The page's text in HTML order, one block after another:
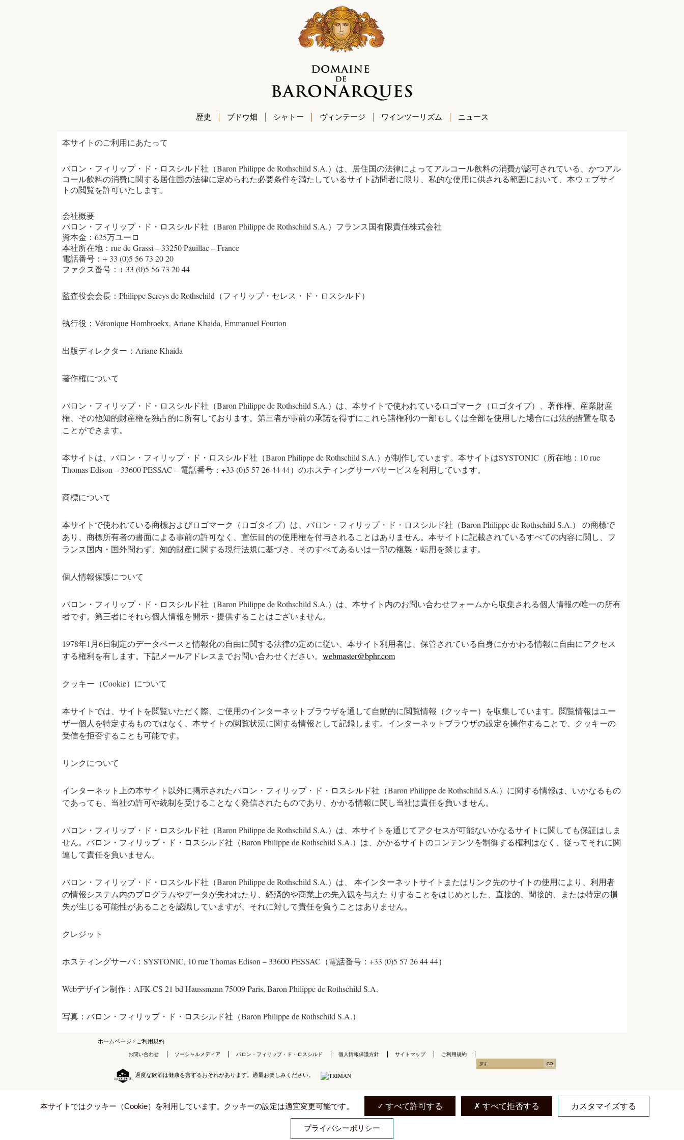
歴史 ブドウ畑 シャトー ヴィンテージ ワインツーリズム ニュース
本サイトのご利用にあたって
バロン・フィリップ・ド・ロスシルド社（Baron Philippe de Rothschild S.A.）は、居住国の法律によってアルコール飲料の消費が認可されている、かつアル
コール飲料の消費に関する居住国の法律に定められた必要条件を満たしているサイト訪問者に限り、私的な使用に供される範囲において、本ウェブサイ
トの閲覧を許可いたします。
会社概要
バロン・フィリップ・ド・ロスシルド社（Baron Philippe de Rothschild S.A.）フランス国有限責任株式会社
資本金：625万ユーロ
本社所在地：rue de Grassi – 33250 Pauillac – France
電話番号：+ 33 (0)5 56 73 20 20
ファクス番号：+ 33 (0)5 56 73 20 44
監査役会会長：Philippe Sereys de Rothschild（フィリップ・セレス・ド・ロスシルド）
執行役：Véronique Hombroekx, Ariane Khaida, Emmanuel Fourton
出版ディレクター：Ariane Khaida
著作権について
バロン・フィリップ・ド・ロスシルド社（Baron Philippe de Rothschild S.A.）は、本サイトで使われているロゴマーク（ロゴタイプ）、著作権、産業財産
権、その他知的財産権を独占的に所有しております。第三者が事前の承諾を得ずにこれら諸権利の一部もしくは全部を使用した場合には法的措置を取る
ことができます。
本サイトは、バロン・フィリップ・ド・ロスシルド社（Baron Philippe de Rothschild S.A.）が制作しています。本サイトはSYSTONIC（所在地：10 rue
Thomas Edison – 33600 PESSAC – 電話番号：+33 (0)5 57 26 44 44）のホスティングサーバサービスを利用しています。
商標について
本サイトで使われている商標およびロゴマーク（ロゴタイプ）は、バロン・フィリップ・ド・ロスシルド社（Baron Philippe de Rothschild S.A.） の商標で
あり、商標所有者の書面による事前の許可なく、宣伝目的の使用権を付与されることはありません。本サイトに記載されているすべての内容に関し、フ
ランス国内・国外問わず、知的財産に関する現行法規に基づき、そのすべてあるいは一部の複製・転用を禁じます。
個人情報保護について
バロン・フィリップ・ド・ロスシルド社（Baron Philippe de Rothschild S.A.）は、本サイト内のお問い合わせフォームから収集される個人情報の唯一の所有
者です。第三者にそれら個人情報を開示・提供することはございません。
1978年1月6日制定のデータベースと情報化の自由に関する法律の定めに従い、本サイト利用者は、保管されている自身にかかわる情報に自由にアクセス
する権利を有します。下記メールアドレスまでお問い合わせください。 webmaster@bphr.com
クッキー（Cookie）について
本サイトでは、サイトを閲覧いただく際、ご使用のインターネットブラウザを通して自動的に閲覧情報（クッキー）を収集しています。閲覧情報はユー
ザー個人を特定するものではなく、本サイトの閲覧状況に関する情報として記録します。インターネットブラウザの設定を操作することで、クッキーの
受信を拒否することも可能です。
リンクについて
インターネット上の本サイト以外に掲示されたバロン・フィリップ・ド・ロスシルド社（Baron Philippe de Rothschild S.A.）に関する情報は、いかなるもの
であっても、当社の許可や統制を受けることなく発信されたものであり、かかる情報に関し当社は責任を負いません。
バロン・フィリップ・ド・ロスシルド社（Baron Philippe de Rothschild S.A.）は、本サイトを通じてアクセスが可能ないかなるサイトに関しても保証はしま
せん。バロン・フィリップ・ド・ロスシルド社（Baron Philippe de Rothschild S.A.）は、かかるサイトのコンテンツを制御する権利はなく、従ってそれに関
連して責任を負いません。
バロン・フィリップ・ド・ロスシルド社（Baron Philippe de Rothschild S.A.）は、 本インターネットサイトまたはリンク先のサイトの使用により、利用者
の情報システム内のプログラムやデータが失われたり、経済的や商業上の先入観を与えた りすることをはじめとした、直接的、間接的、または特定の損
失が生じる可能性があることを認識していますが、それに対して責任を負うことはありません。
クレジット
ホスティングサーバ：SYSTONIC, 10 rue Thomas Edison – 33600 PESSAC（電話番号：+33 (0)5 57 26 44 44）
Webデザイン制作：AFK-CS 21 bd Haussmann 75009 Paris, Baron Philippe de Rothschild S.A.
写真：バロン・フィリップ・ド・ロスシルド社（Baron Philippe de Rothschild S.A.）
ホームページ > ご利用規約
お問い合わせ ソーシャルメディア バロン・フィリップ・ド・ロスシルド 個人情報保護方針 サイトマップ ご利用規約
過度な飲酒は健康を害するおそれがあります。適量お楽しみください。
本サイトではクッキー（Cookie）を利用しています。クッキーの設定は適宜変更可能です。 すべて許可する すべて拒否する カスタマイズする
プライバシーポリシー